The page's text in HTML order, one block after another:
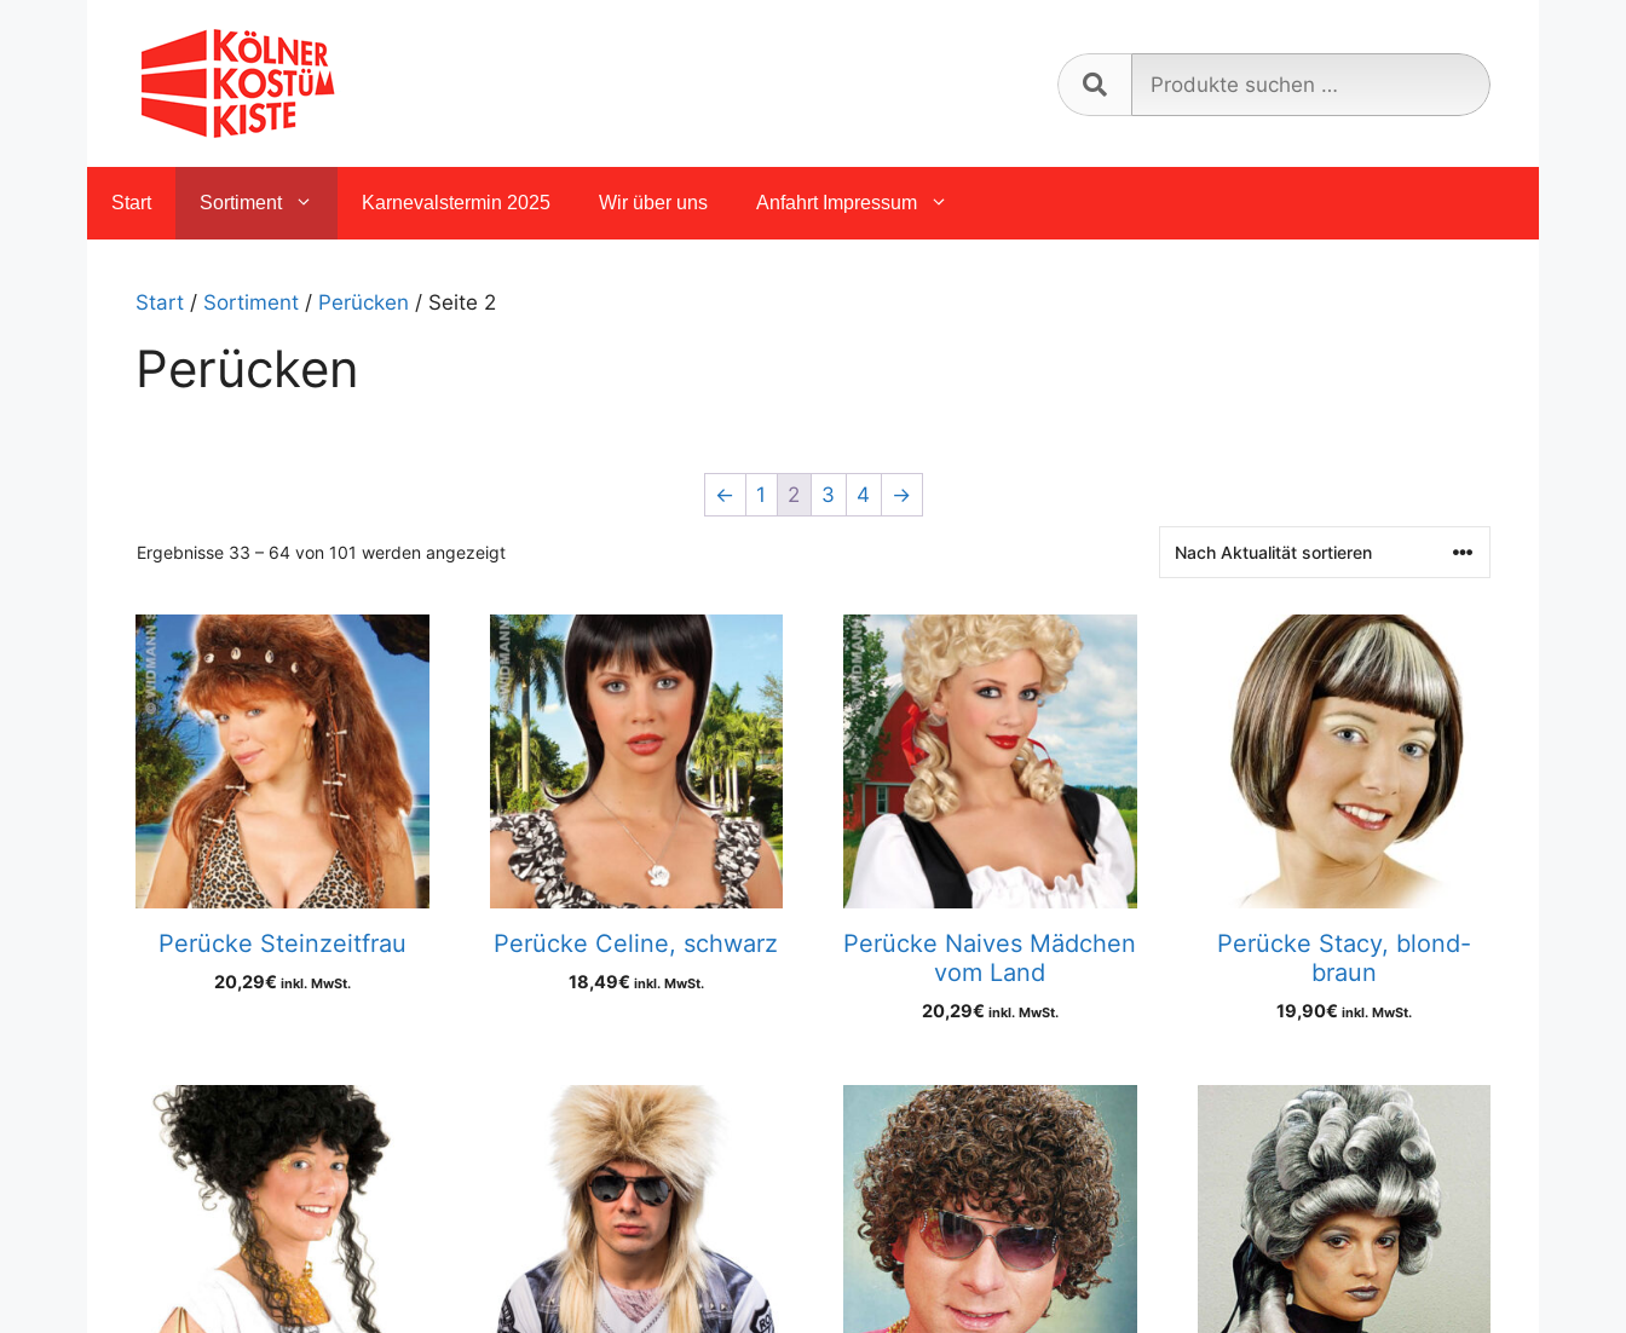
nach:
Start Sortiment Karnevalstermin 2025 Wir über uns Anfahrt Impressum
Start / Sortiment / Perücken / Seite 2
Perücken
← 1 2 3 4 →
Ergebnisse 33 – 64 von 101 werden angezeigtNach
Perücke Steinzeitfrau
20,29€ inkl. MwSt.
Perücke Celine, schwarz
18,49€ inkl. MwSt.
Perücke Naives Mädchen
vom Land
20,29€ inkl. MwSt.
Perücke Stacy, blond-
braun
19,90€ inkl. MwSt.